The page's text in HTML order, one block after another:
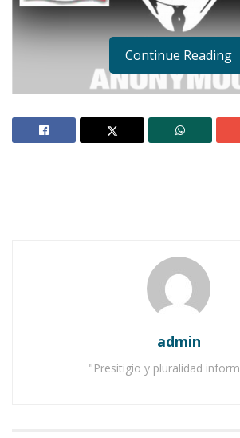
La semana pasada, una noticia
otros importantes. Pero por que
hack-activiastas sociales
Continue Reading
admin
"Presitigio y pluralidad